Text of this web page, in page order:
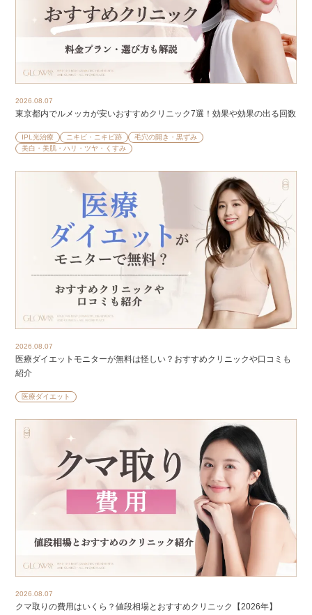
2026.08.07
東京都内でルメッカが安いおすすめクリニック7選！効果や効果の出る回数
IPL光治療 ニキビ・ニキビ跡
毛穴の開き・黒ずみ
美白・美肌・ハリ・ツヤ・くすみ
2026.08.07
医療ダイエットモニターが無料は怪しい？おすすめクリニックや口コミも
紹介
医療ダイエット
2026.08.07
クマ取りの費用はいくら？値段相場とおすすめクリニック【2026年】